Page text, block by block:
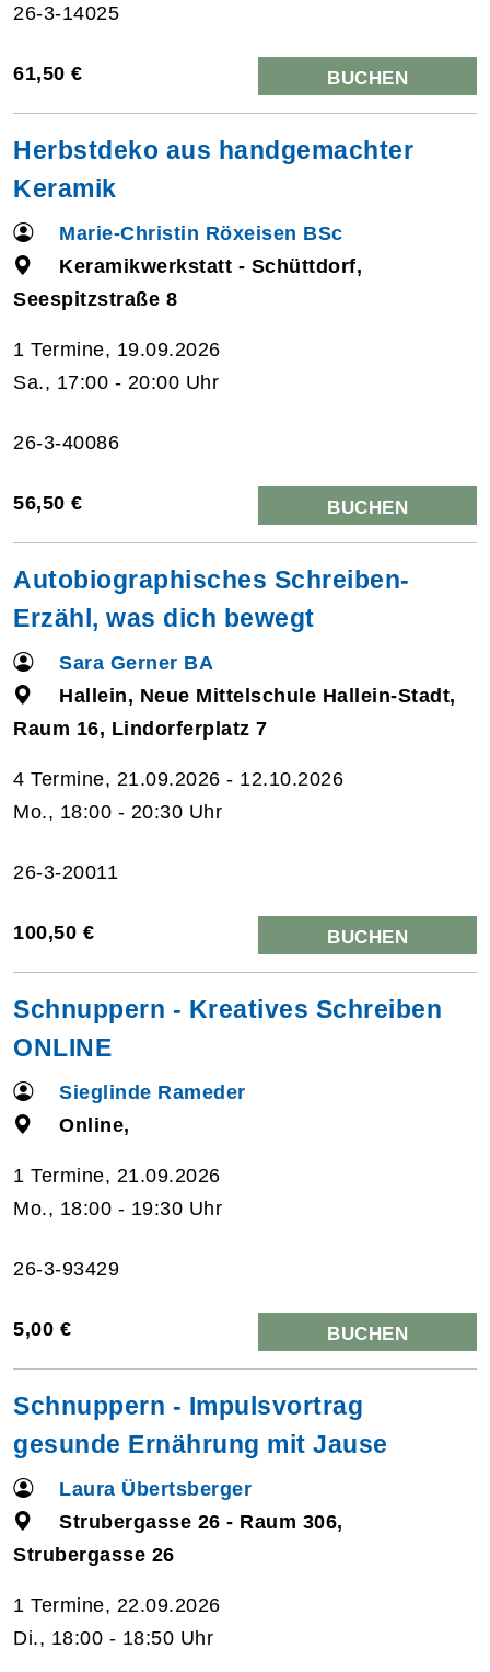
26-3-14025
61,50 € BUCHEN
Herbstdeko aus handgemachter
Keramik
Marie-Christin Röxeisen BSc
Keramikwerkstatt - Schüttdorf,
Seespitzstraße 8
1 Termine, 19.09.2026
Sa., 17:00 - 20:00 Uhr
26-3-40086
56,50 € BUCHEN
Autobiographisches Schreiben-
Erzähl, was dich bewegt
Sara Gerner BA
Hallein, Neue Mittelschule Hallein-Stadt,
Raum 16, Lindorferplatz 7
4 Termine, 21.09.2026 - 12.10.2026
Mo., 18:00 - 20:30 Uhr
26-3-20011
100,50 € BUCHEN
Schnuppern - Kreatives Schreiben
ONLINE
Sieglinde Rameder
Online,
1 Termine, 21.09.2026
Mo., 18:00 - 19:30 Uhr
26-3-93429
5,00 € BUCHEN
Schnuppern - Impulsvortrag
gesunde Ernährung mit Jause
Laura Übertsberger
Strubergasse 26 - Raum 306,
Strubergasse 26
1 Termine, 22.09.2026
Di., 18:00 - 18:50 Uhr